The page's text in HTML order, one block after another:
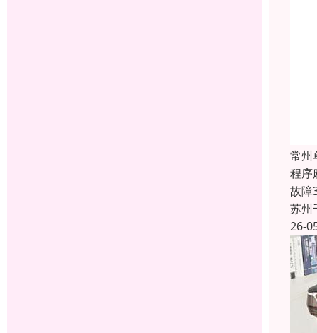
常州
程序
故障
苏州
26-